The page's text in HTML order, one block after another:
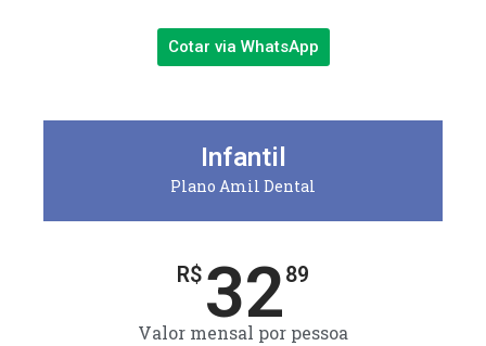
Cotar via WhatsApp
Infantil
Plano Amil Dental
R$ 3289
Valor mensal por pessoa